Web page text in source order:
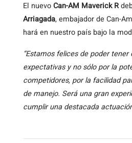
El nuevoCan-AM Maverick R
Arriagada, embajador de Can-
hará en nuestro país bajo la
“Estamos felices de poder
expectativas y no sólo por la
competidores, por la facilidad
de manejo. Será una gran
cumplir una destacada